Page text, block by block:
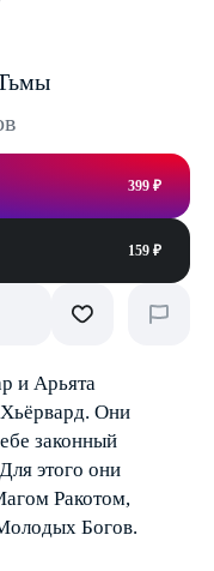
399 ₽
159 ₽
и Арьята
Хьёрвард. Они
законный
этого они
Ракотом,
Богов.